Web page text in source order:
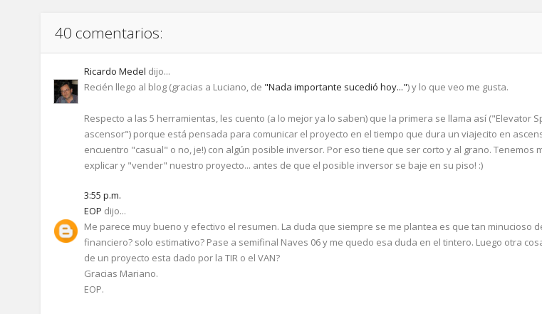
40 comentarios:
Ricardo Medel dijo...
Recién llego al blog (gracias a Luciano, de "Nada importante sucedió hoy...") y lo que veo me gusta.
Respecto a las 5 herramientas, les cuento (a lo mejor ya lo saben) que la primera se llama así ("Elevator
ascensor") porque está pensada para comunicar el proyecto en el tiempo que dura un viajecito en
encuentro "casual" o no, je!) con algún posible inversor. Por eso tiene que ser corto y al grano. Tenemos
explicar y "vender" nuestro proyecto... antes de que el posible inversor se baje en su piso! :)
3:55 p.m.
EOP dijo...
Me parece muy bueno y efectivo el resumen. La duda que siempre se me plantea es que tan minucioso
financiero? solo estimativo? Pase a semifinal Naves 06 y me quedo esa duda en el tintero. Luego otra
de un proyecto esta dado por la TIR o el VAN?
Gracias Mariano.
EOP.